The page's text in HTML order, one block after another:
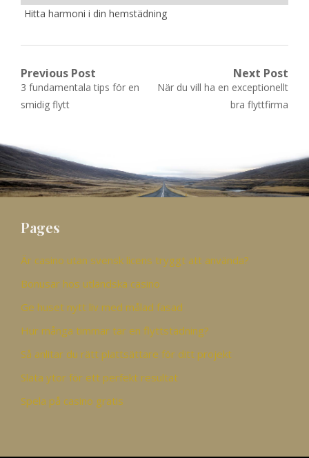
Hitta harmoni i din hemstädning
Post
navigation
Previous Post
Previous
post:
3 fundamentala tips för en
smidig flytt
Next Post
Next
När du vill ha en exceptionellt
bra flyttfirma
Pages
Är casino utan svensk licens tryggt att använda?
Bonusar hos utländska casino
Ge huset nytt liv med målad fasad
Hur många timmar tar en flyttstädning?
Så anlitar du rätt plattsättare för ditt projekt
Släta ytor för ett perfekt resultat
Spela på casino gratis